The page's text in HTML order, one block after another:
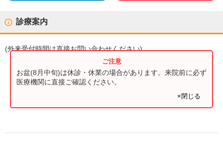
診療案内
(外来受付時間は直接お問い合わせください)
お盆(8月中旬)は休診・休業の場合があります。来院前に必ず
医療機関に直接ご確認ください。
×閉じる